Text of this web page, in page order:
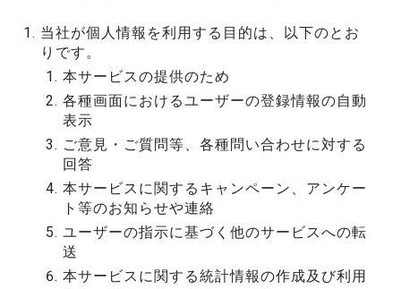
当社が個人情報を利用する目的は、以下のとお
りです。
本サービスの提供のため
各種画面におけるユーザーの登録情報の自動
表示
ご意見・ご質問等、各種問い合わせに対する
回答
本サービスに関するキャンペーン、アンケー
ト等のお知らせや連絡
ユーザーの指示に基づく他のサービスへの転
送
本サービスに関する統計情報の作成及び利用